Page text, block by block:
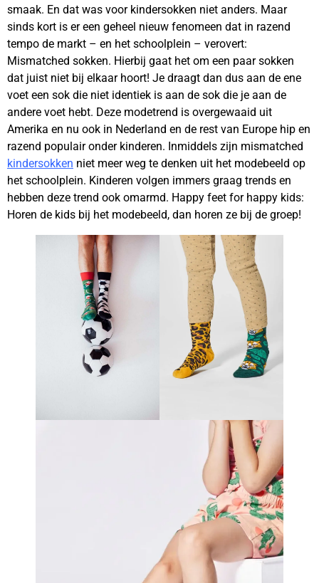
smaak. En dat was voor kindersokken niet anders. Maar
sinds kort is er een geheel nieuw fenomeen dat in razend
tempo de markt – en het schoolplein – verovert:
Mismatched sokken. Hierbij gaat het om een paar sokken
dat juist niet bij elkaar hoort! Je draagt dan dus aan de ene
voet een sok die niet identiek is aan de sok die je aan de
andere voet hebt. Deze modetrend is overgewaaid uit
Amerika en nu ook in Nederland en de rest van Europe hip en
razend populair onder kinderen. Inmiddels zijn mismatched
kindersokken niet meer weg te denken uit het modebeeld op
het schoolplein. Kinderen volgen immers graag trends en
hebben deze trend ook omarmd. Happy feet for happy kids:
Horen de kids bij het modebeeld, dan horen ze bij de groep!